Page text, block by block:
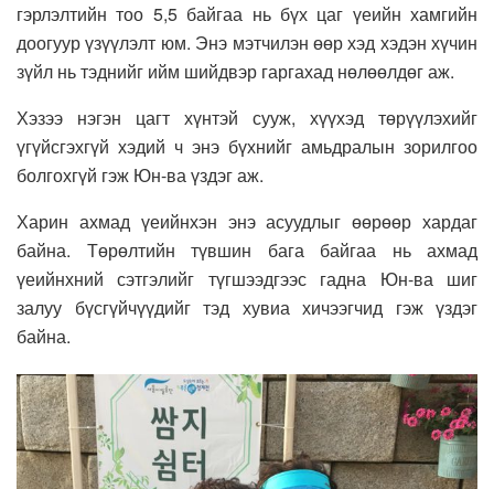
гэрлэлтийн тоо 5,5 байгаа нь бүх цаг үеийн хамгийн
доогуур үзүүлэлт юм. Энэ мэтчилэн өөр хэд хэдэн хүчин
зүйл нь тэднийг ийм шийдвэр гаргахад нөлөөлдөг аж.
Хэзээ нэгэн цагт хүнтэй сууж, хүүхэд төрүүлэхийг
үгүйсгэхгүй хэдий ч энэ бүхнийг амьдралын зорилгоо
болгохгүй гэж Юн-ва үздэг аж.
Харин ахмад үеийнхэн энэ асуудлыг өөрөөр хардаг
байна. Төрөлтийн түвшин бага байгаа нь ахмад
үеийнхний сэтгэлийг түгшээдгээс гадна Юн-ва шиг
залуу бүсгүйчүүдийг тэд хувиа хичээгчид гэж үздэг
байна.